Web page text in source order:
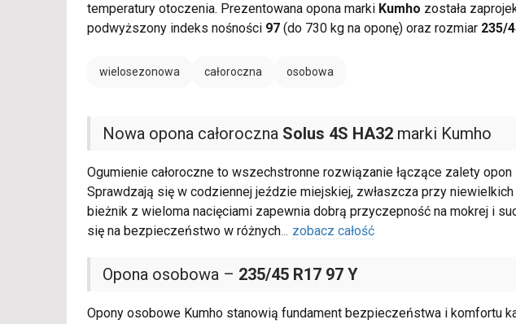
temperatury otoczenia. Prezentowana opona marki Kumho została
podwyższony indeks nośności 97 (do 730 kg na oponę) oraz rozmiar 235/
wielosezonowa całoroczna osobowa
Nowa opona całoroczna Solus 4S HA32 marki Kumho
Ogumienie całoroczne to wszechstronne rozwiązanie łączące zalety
Sprawdzają się w codziennej jeździe miejskiej, zwłaszcza przy
bieżnik z wieloma nacięciami zapewnia dobrą przyczepność na mokrej i
się na bezpieczeństwo w różnych... zobacz całość
Opona osobowa – 235/45 R17 97 Y
Opony osobowe Kumho stanowią fundament bezpieczeństwa i komfortu